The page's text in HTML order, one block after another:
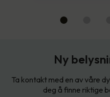
Ny
Ta kontakt med en av våre
deg å finne riktige